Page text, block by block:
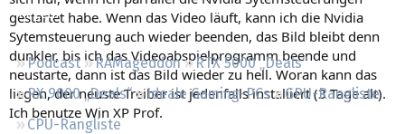
Regeln
Podcast RAMageddon
RTX 5000 „Deals“
RX 9000 „Deals“
Ideale Gaming-PCs
GPU-Rangliste
CPU-Rangliste
gestartet habe. Wenn das Video läuft, kann ich die Nvidia
Sytemsteuerung auch wieder beenden, das Bild bleibt denn
dunkler, bis ich das Videoabspielprogramm beende und
neustarte, dann ist das Bild wieder zu hell. Woran kann das
liegen, der neuste Treiber ist jedenfalls instaliiert (3 Tage alt).
Ich benutze Win XP Prof.